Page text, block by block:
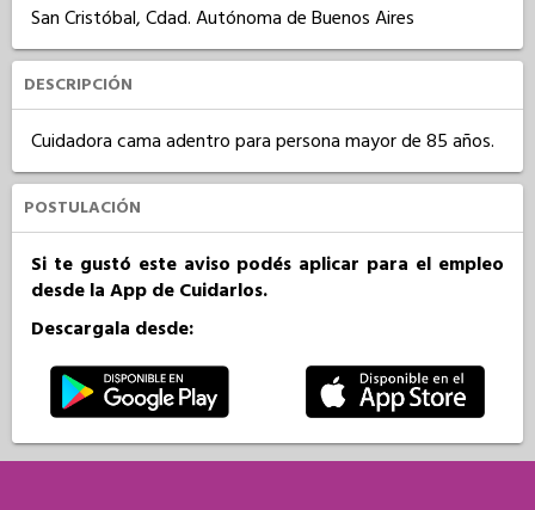
San Cristóbal, Cdad. Autónoma de Buenos Aires
DESCRIPCIÓN
Cuidadora cama adentro para persona mayor de 85 años.
POSTULACIÓN
Si te gustó este aviso podés aplicar para el empleo
desde la App de Cuidarlos.
Descargala desde: